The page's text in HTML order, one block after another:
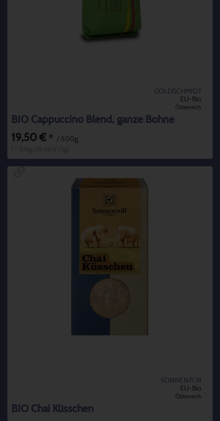
GOLDSCHMIDT
EU-Bio
Österreich
BIO Cappuccino Blend, ganze Bohne
19,50 € * / 500g
SONNENTOR
EU-Bio
Österreich
BIO Chai Küsschen